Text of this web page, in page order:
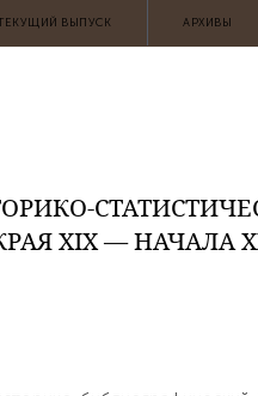
ВЫПУСК АРХИВЫ
XIX — НАЧАЛА